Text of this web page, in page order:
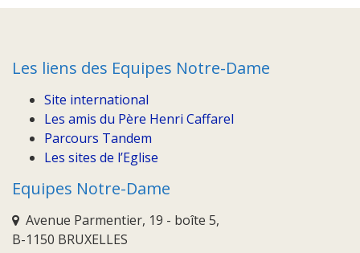
Les liens des Equipes Notre-Dame
Site international
Les amis du Père Henri Caffarel
Parcours Tandem
Les sites de l’Eglise
Equipes Notre-Dame
Avenue Parmentier, 19 - boîte 5,
B-1150 BRUXELLES